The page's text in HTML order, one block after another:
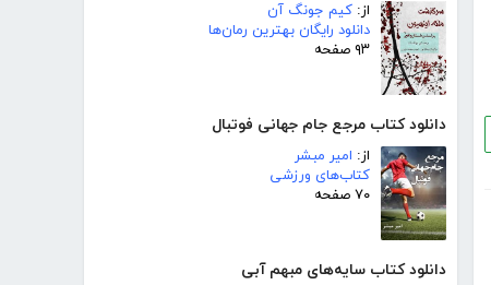
از: کیم جونگ آن
دانلود رایگان بهترین رمان‌ها
۹۳ صفحه
دانلود کتاب مرجع جام جهانی فوتبال
از: امیر مبشر
کتاب‌های ورزشی
۷۰ صفحه
دانلود کتاب سایه‌های مبهم آبی